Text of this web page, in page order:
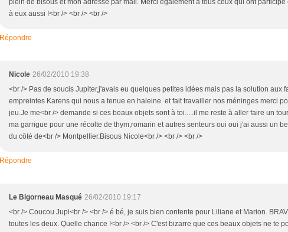
plein de bisous et mon adresse par mail. Merci également à tous ceux qui ont participé
à eux aussi !<br /> <br /> <br />
Répondre
Nicole 26/02/2010 19:38
<br /> Pas de soucis Jupiter,j'avais eu quelques petites idées mais pas la solution aux
empreintes Karens qui nous a tenue en haleine et fait travailler nos méninges merci
jeu.Je me<br /> demande si ces beaux objets sont à toi.....il me reste à aller faire un
ma garrigue pour une récolte de thym,romarin et autres senteurs oui oui j'ai aussi un
du côté de<br /> Montpellier.Bisous Nicole<br /> <br /> <br />
Répondre
Le Bigorneau Masqué 26/02/2010 19:17
<br /> Coucou Jupi<br /> <br /> é bé, je suis bien contente pour Liliane et Marion.
toutes les deux. Quelle chance !<br /> <br /> C'est bizarre que ces beaux objets ne te